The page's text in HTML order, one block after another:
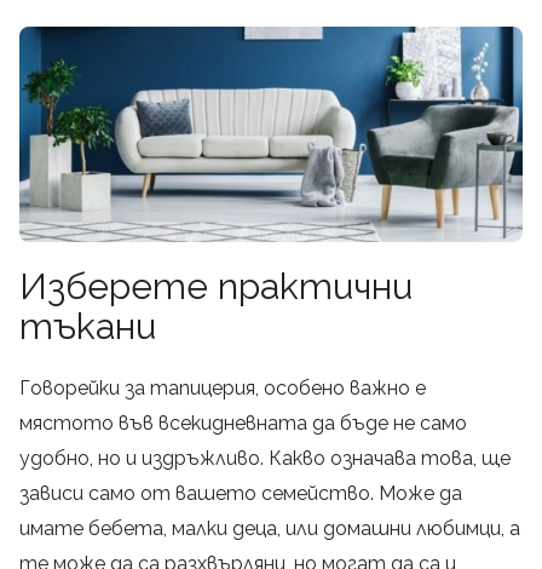
Изберете практични
тъкани
Говорейки за тапицерия, особено важно е
мястото във всекидневната да бъде не само
удобно, но и издръжливо. Какво означава това, ще
зависи само от вашето семейство. Може да
имате бебета, малки деца, или домашни любимци, а
те може да са разхвърляни, но могат да са и